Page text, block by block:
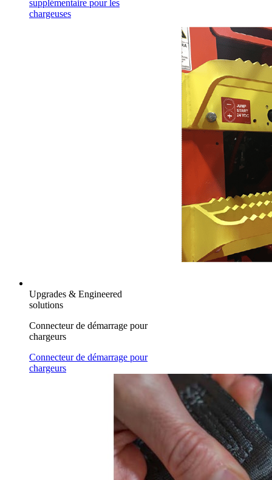
supplémentaire pour les
chargeuses
Upgrades & Engineered
solutions
Connecteur de démarrage pour
chargeurs
Connecteur de démarrage pour
chargeurs